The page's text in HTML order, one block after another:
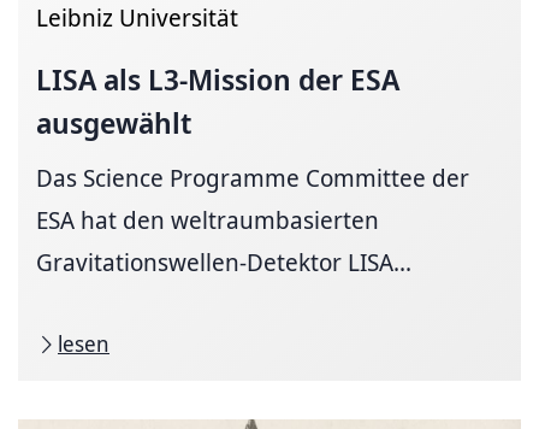
Leibniz Universität
LISA als L3-Mission der ESA
ausgewählt
Das Science Programme Committee der
ESA hat den weltraumbasierten
Gravitationswellen-Detektor LISA...
lesen